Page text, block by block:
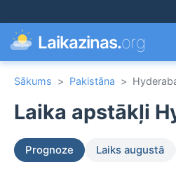
Laikazinas.org
Sākums > Pakistāna >
Laika apstākļi
Prognoze Laiks augustā